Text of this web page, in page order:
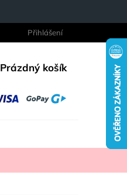
Přihlášení
Nákupní
Prázdný košík